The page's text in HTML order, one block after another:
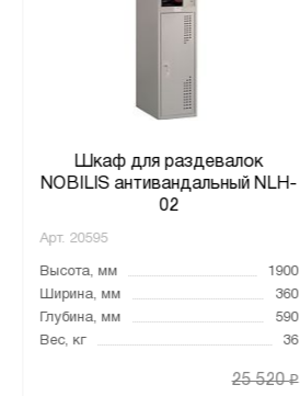
Шкаф для раздевалок
NOBILIS антивандальный NLH-
02
Арт. 20595
Высота, мм
1900
Ширина, мм
360
Глубина, мм
590
Вес, кг
36
25 520₽